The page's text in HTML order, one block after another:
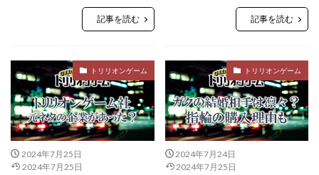
記事を読む 記事を読む
トリリオンゲーム
2024年7月25日
2024年7月25日
トリリオンゲーム
2024年7月24日
2024年7月25日